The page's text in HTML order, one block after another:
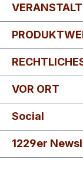
VOR ORT
Social
1229er